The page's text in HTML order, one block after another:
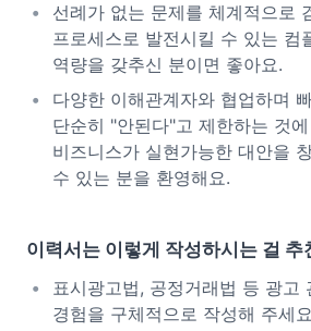
선례가 없는 문제를 체계적으로
프로세스로 발전시킬 수 있는 컴
역량을 갖추신 분이면 좋아요.
다양한 이해관계자와 협업하며
단순히 "안된다"고 제한하는 것
비즈니스가 실현가능한 대안을
수 있는 분을 환영해요.
이력서는 이렇게 작성하시는 걸 추
표시광고법, 공정거래법 등 광고
경험을 구체적으로 작성해 주세